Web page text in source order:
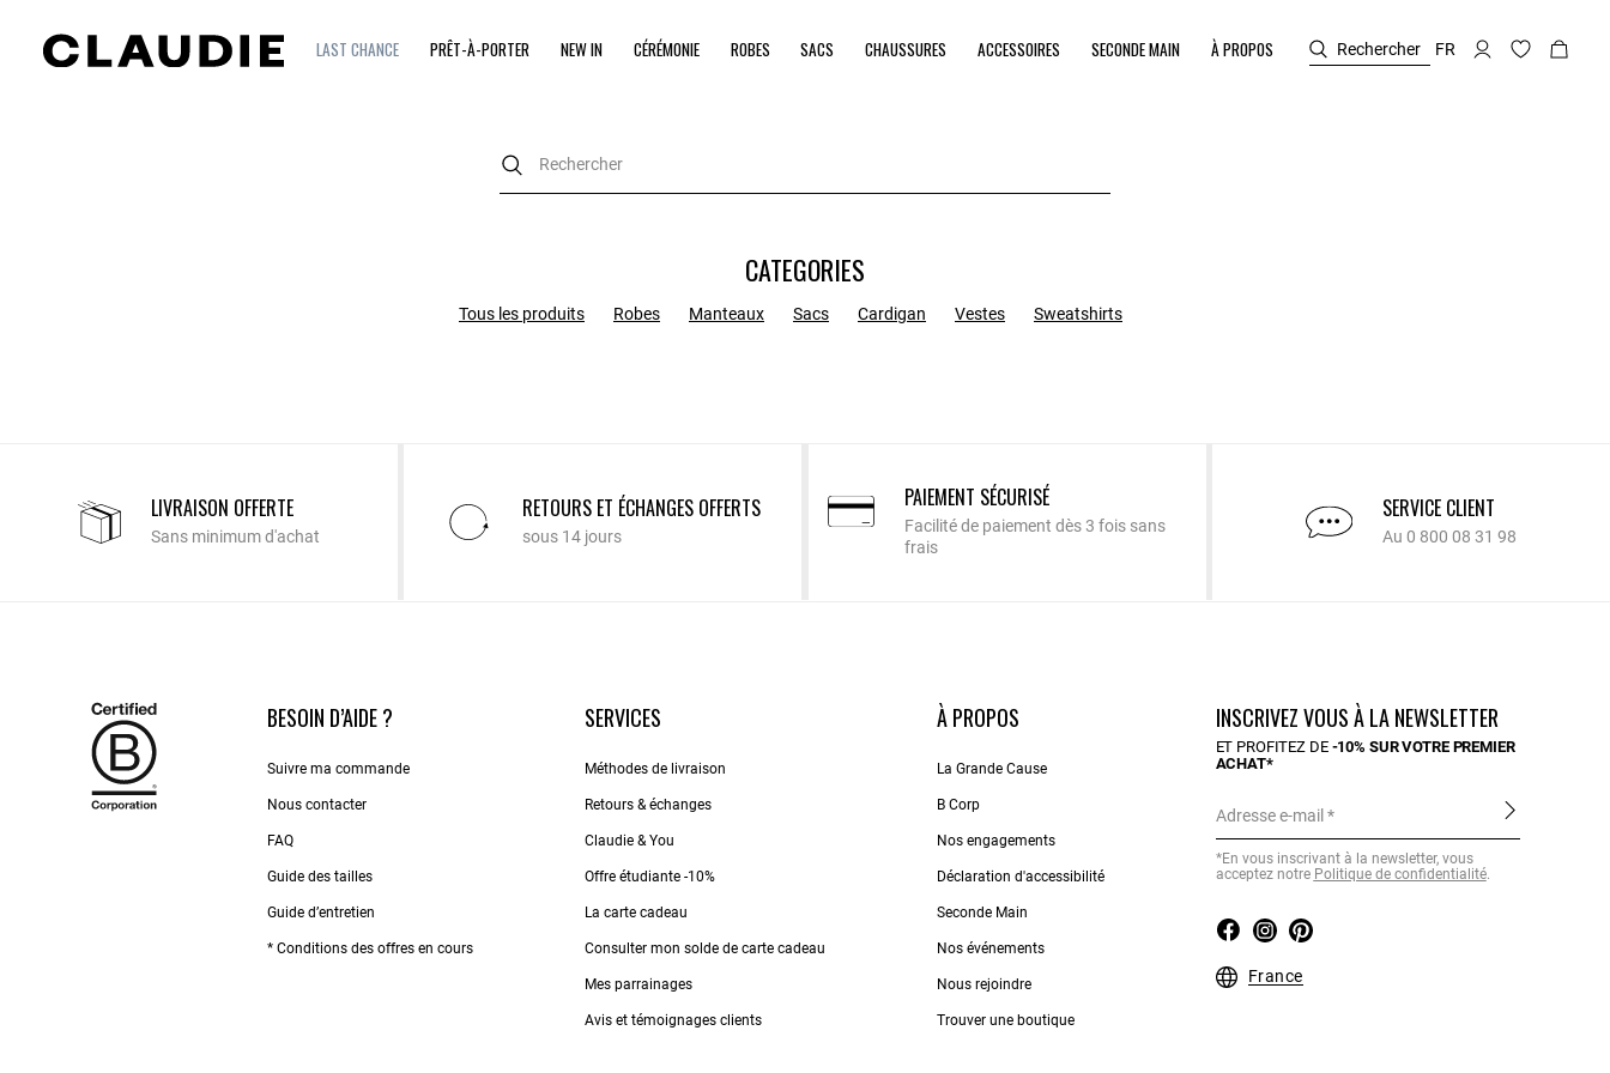
LAST CHANCE PRÊT-À-PORTER NEW IN CÉRÉMONIE ROBES SACS CHAUSSURES ACCESSOIRES SECONDE MAIN À PROPOS Rechercher FR
CATEGORIES
Tous les produits Robes Manteaux Sacs Cardigan Vestes Sweatshirts
LIVRAISON OFFERTE
Sans minimum d'achat
RETOURS ET ÉCHANGES OFFERTS
sous 14 jours
PAIEMENT SÉCURISÉ
Facilité de paiement dès 3 fois sans
frais
SERVICE CLIENT
Au 0 800 08 31 98
BESOIN D’AIDE ?
Suivre ma commande
Nous contacter
FAQ
Guide des tailles
Guide d’entretien
* Conditions des offres en cours
SERVICES
Méthodes de livraison
Retours & échanges
Claudie & You
Offre étudiante -10%
La carte cadeau
Consulter mon solde de carte cadeau
Mes parrainages
Avis et témoignages clients
À PROPOS
La Grande Cause
B Corp
Nos engagements
Déclaration d'accessibilité
Seconde Main
Nos événements
Nous rejoindre
Trouver une boutique
INSCRIVEZ VOUS À LA NEWSLETTER
ET PROFITEZ DE -10% SUR VOTRE PREMIER
ACHAT*
Adresse e-mail
*En vous inscrivant à la newsletter, vous
acceptez notre Politique de confidentialité.
France